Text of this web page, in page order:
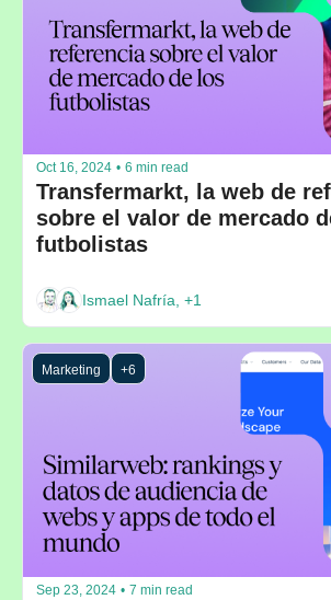
Oct 16, 2024 • 6 min read
Transfermarkt, la web de
sobre el valor de mercado
futbolistas
Ismael Nafría, +1
Marketing +6
Sep 23, 2024 • 7 min read